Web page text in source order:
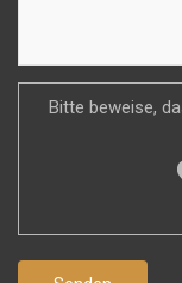
Bitte beweise,